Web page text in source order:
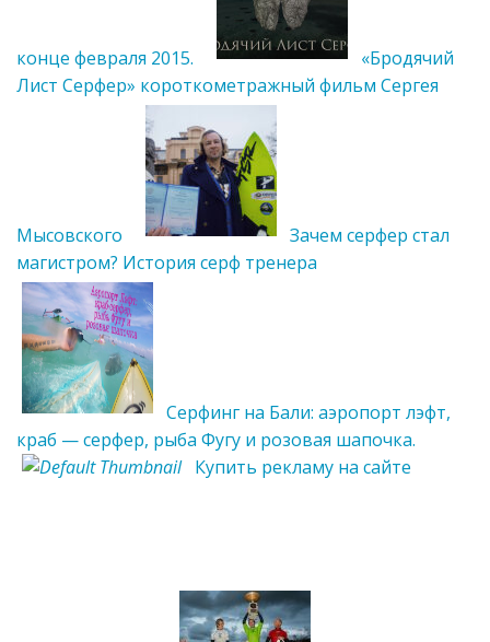
конце февраля 2015.
«Бродячий
Лист Серфер» короткометражный фильм Сергея
Мысовского
Зачем серфер стал
магистром? История серф тренера
Серфинг на Бали: аэропорт лэфт,
краб — серфер, рыба Фугу и розовая шапочка.
Купить рекламу на сайте